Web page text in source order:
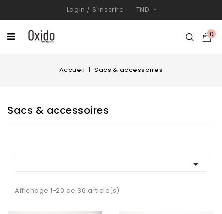
Login / S'inscrire TND
0
Accueil Sacs & accessoires
Sacs & accessoires

Affichage 1-20 de 36 article(s)